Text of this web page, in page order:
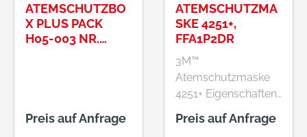
ATEMSCHUTZBO
X PLUS PACK
H05-003 NR.
Preis auf Anfrage
ATEMSCHUTZMA
SKE 4251+,
FFA1P2DR
3M™
Atemschutzmaske
4251+ Eigenschaften:
• Das neue,
verbesserte
Preis auf Anfrage